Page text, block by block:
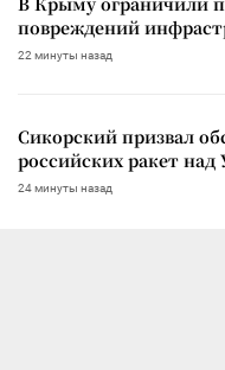
повреждений
22 минуты назад
Сикорский призвал
российских ракет над
24 минуты назад